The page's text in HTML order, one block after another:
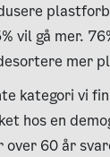
vil gå mer.
mer
kategori vi
hos en
60 år